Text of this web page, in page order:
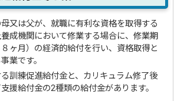
又は父が、就職に有利な資格を取得する
成機関において修業する場合に、修業期
ヶ月）の経済的給付を行い、資格取得と
業です。
訓練促進給付金と、カリキュラム修了後
援給付金の2種類の給付金があります。